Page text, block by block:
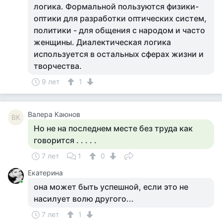
логика. Формальной пользуются физики-
оптики для разработки оптических систем,
политики - для общения с народом и часто
женщины. Диалектическая логика
используется в остальных сферах жизни и
творчества.
9 лет 1
ВК Валера Каюнов
Но не на последнем месте без труда как
говорится . . . . .
7 лет 1
0
Екатерина
она может быть успешной, если это не
насилует волю другого...
7 лет 1